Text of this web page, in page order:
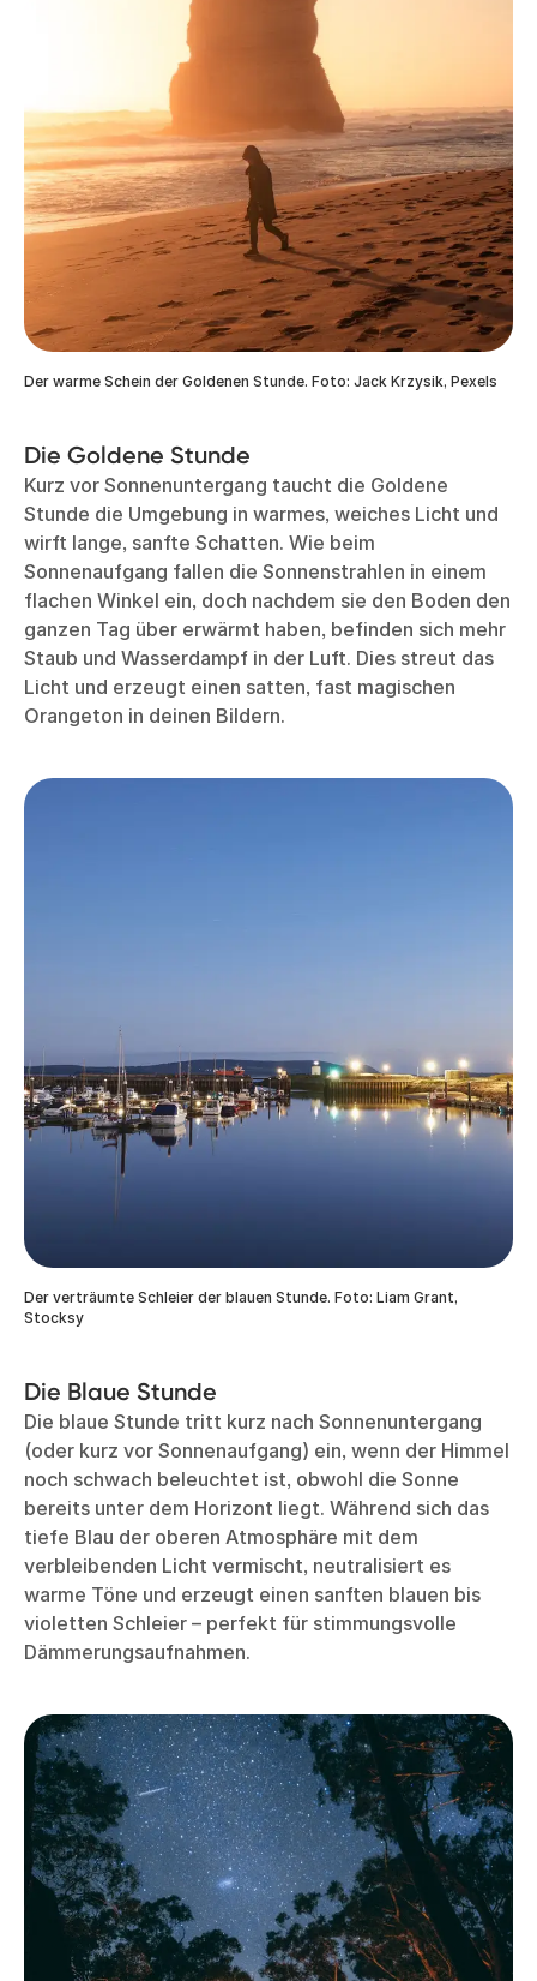
Der warme Schein der Goldenen Stunde. Foto: Jack Krzysik, Pexels
Die Goldene Stunde
Kurz vor Sonnenuntergang taucht die Goldene
Stunde die Umgebung in warmes, weiches Licht und
wirft lange, sanfte Schatten. Wie beim
Sonnenaufgang fallen die Sonnenstrahlen in einem
flachen Winkel ein, doch nachdem sie den Boden den
ganzen Tag über erwärmt haben, befinden sich mehr
Staub und Wasserdampf in der Luft. Dies streut das
Licht und erzeugt einen satten, fast magischen
Orangeton in deinen Bildern.
Der verträumte Schleier der blauen Stunde. Foto: Liam Grant,
Stocksy
Die Blaue Stunde
Die blaue Stunde tritt kurz nach Sonnenuntergang
(oder kurz vor Sonnenaufgang) ein, wenn der Himmel
noch schwach beleuchtet ist, obwohl die Sonne
bereits unter dem Horizont liegt. Während sich das
tiefe Blau der oberen Atmosphäre mit dem
verbleibenden Licht vermischt, neutralisiert es
warme Töne und erzeugt einen sanften blauen bis
violetten Schleier – perfekt für stimmungsvolle
Dämmerungsaufnahmen.